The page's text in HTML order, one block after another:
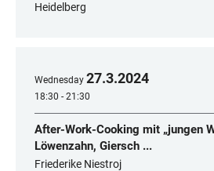
Heidelberg
Wednesday 27.3.2024
18:30 - 21:30
After-Work-Cooking mit „jungen
Löwenzahn, Giersch ...
Friederike Niestroj